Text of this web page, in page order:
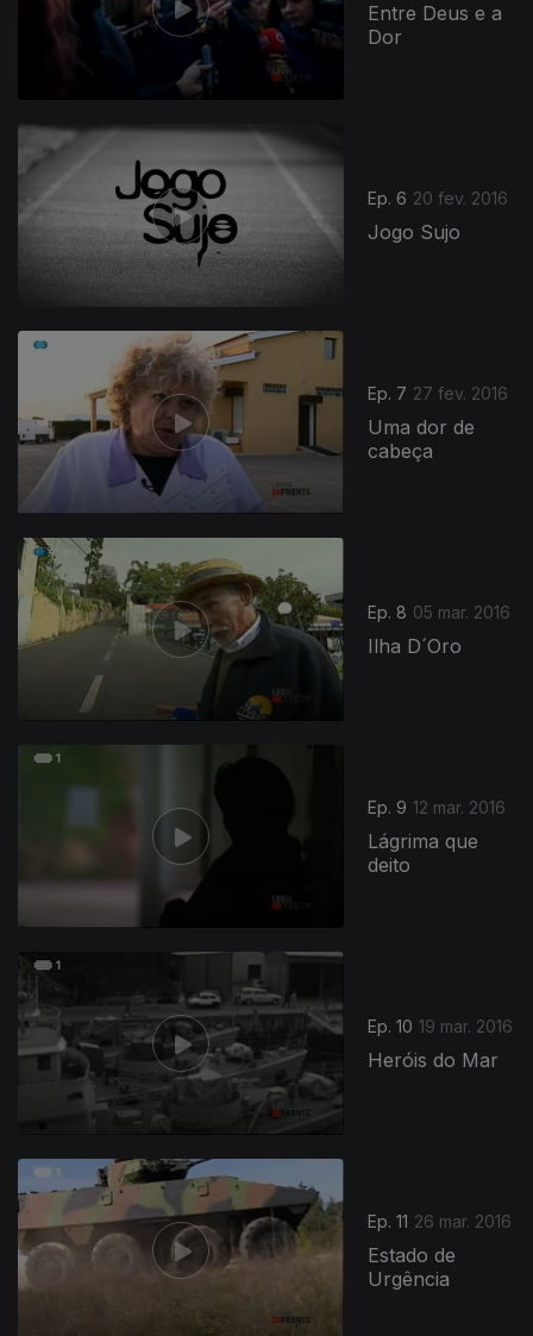
Entre Deus e a
Dor
Ep. 6 20 fev. 2016
Jogo Sujo
Ep. 7 27 fev. 2016
Uma dor de
cabeça
Ep. 8 05 mar. 2016
Ilha D´Oro
Ep. 9 12 mar. 2016
Lágrima que
deito
Ep. 10 19 mar. 2016
Heróis do Mar
Ep. 11 26 mar. 2016
Estado de
Urgência
229494